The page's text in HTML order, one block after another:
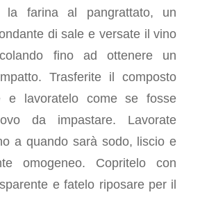
la farina al pangrattato, un
di sale e versate il vino
fino ad ottenere un
Trasferite il composto
e lavoratelo come se fosse
da impastare. Lavorate
a quando sarà sodo, liscio e
omogeneo. Copritelo con
e fatelo riposare per il